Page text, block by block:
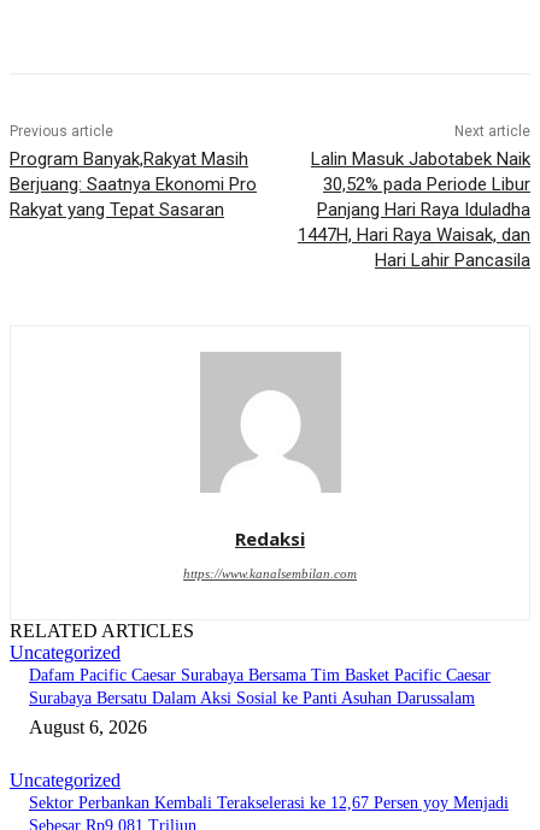
Previous article
Program Banyak,Rakyat Masih
Berjuang: Saatnya Ekonomi Pro
Rakyat yang Tepat Sasaran
Next article
Lalin Masuk Jabotabek Naik
30,52% pada Periode Libur
Panjang Hari Raya Iduladha
1447H, Hari Raya Waisak, dan
Hari Lahir Pancasila
Redaksi
https://www.kanalsembilan.com
RELATED ARTICLES
Uncategorized
Dafam Pacific Caesar Surabaya Bersama Tim Basket Pacific Caesar
Surabaya Bersatu Dalam Aksi Sosial ke Panti Asuhan Darussalam
August 6, 2026
Uncategorized
Sektor Perbankan Kembali Terakselerasi ke 12,67 Persen yoy Menjadi
Sebesar Rp9.081 Triliun